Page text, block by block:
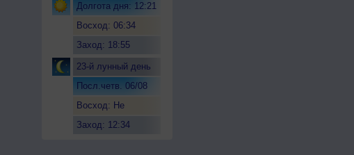
Долгота дня: 12:21
Восход: 06:34
Заход: 18:55
23-й лунный день
Посл.четв. 06/08
Восход: Не
Заход: 12:34